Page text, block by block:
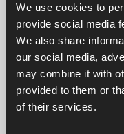
We use cookies to
provide social media
We also share
our social media,
may combine it with
provided to them or
of their services.
till POL (G.10) på